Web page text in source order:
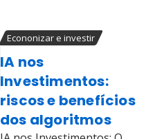
Econonizar e investir
IA nos
Investimentos:
riscos e benefícios
dos algoritmos